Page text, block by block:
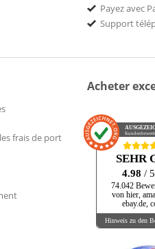
Payez avec
Support
frais de port
Acheter
SEHR
4.98 /
74.042
von hier,
ebay.de,
Hinweis zu den